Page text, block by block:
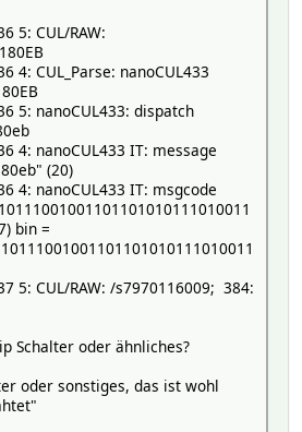
5: CUL/RAW:
4: CUL_Parse: nanoCUL433
5: nanoCUL433: dispatch
4: nanoCUL433 IT: message
(20)
4: nanoCUL433 IT: msgcode
bin =
5: CUL/RAW: /s7970116009; 384:
Schalter oder ähnliches?
oder sonstiges, das ist wohl